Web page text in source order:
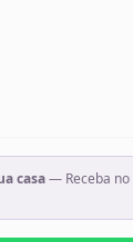
casa— Receba no